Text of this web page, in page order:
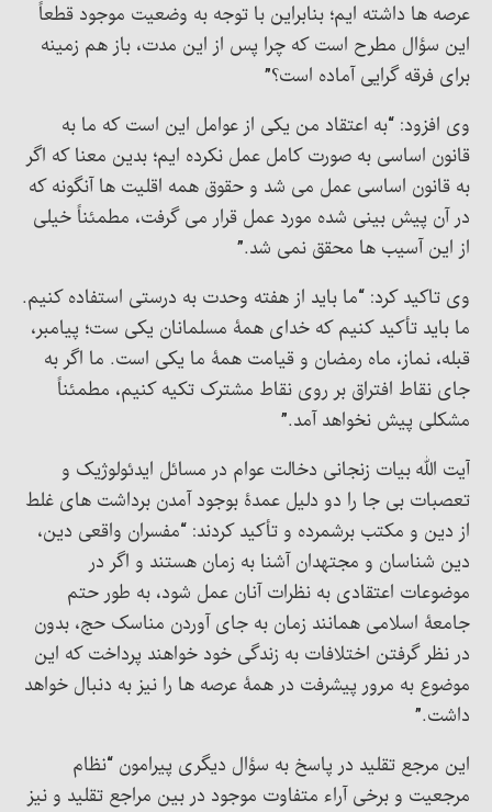
عرصه ها داشته ایم؛ بنابراین با توجه به وضعیت موجود قطعاً
این سؤال مطرح است که چرا پس از این مدت، باز هم زمینه
برای فرقه گرایی آماده است؟”
وی افزود: “به اعتقاد من یکی از عوامل این است که ما به
قانون اساسی به صورت کامل عمل نکرده ایم؛ بدین معنا که اگر
به قانون اساسی عمل می شد و حقوق همه اقلیت ها آنگونه که
در آن پیش بینی شده مورد عمل قرار می گرفت، مطمئناً خیلی
از این آسیب ها محقق نمی شد.”
وی تاکید کرد: “ما باید از هفته وحدت به درستی استفاده کنیم.
ما باید تأکید کنیم که خدای همۀ مسلمانان یکی ست؛ پیامبر،
قبله، نماز، ماه رمضان و قیامت همۀ ما یکی است. ما اگر به
جای نقاط افتراق بر روی نقاط مشترک تکیه کنیم، مطمئناً
مشکلی پیش نخواهد آمد.”
آیت الله بیات زنجانی دخالت عوام در مسائل ایدئولوژیک و
تعصبات بی جا را دو دلیل عمدۀ بوجود آمدن برداشت های غلط
از دین و مکتب برشمرده و تأکید کردند: “مفسران واقعی دین،
دین شناسان و مجتهدان آشنا به زمان هستند و اگر در
موضوعات اعتقادی به نظرات آنان عمل شود، به طور حتم
جامعۀ اسلامی همانند زمان به جای آوردن مناسک حج، بدون
در نظر گرفتن اختلافات به زندگی خود خواهند پرداخت که این
موضوع به مرور پیشرفت در همۀ عرصه ها را نیز به دنبال خواهد
داشت.”
این مرجع تقلید در پاسخ به سؤال دیگری پیرامون “نظام
مرجعیت و برخی آراء متفاوت موجود در بین مراجع تقلید و نیز